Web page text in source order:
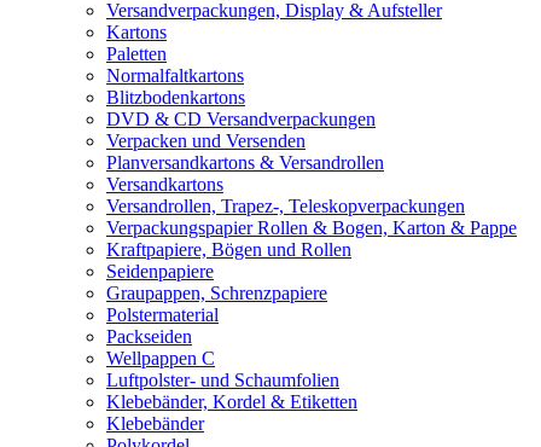
Versandverpackungen, Display & Aufsteller
Kartons
Paletten
Normalfaltkartons
Blitzbodenkartons
DVD & CD Versandverpackungen
Verpacken und Versenden
Planversandkartons & Versandrollen
Versandkartons
Versandrollen, Trapez-, Teleskopverpackungen
Verpackungspapier Rollen & Bogen, Karton & Pappe
Kraftpapiere, Bögen und Rollen
Seidenpapiere
Graupappen, Schrenzpapiere
Polstermaterial
Packseiden
Wellpappen C
Luftpolster- und Schaumfolien
Klebebänder, Kordel & Etiketten
Klebebänder